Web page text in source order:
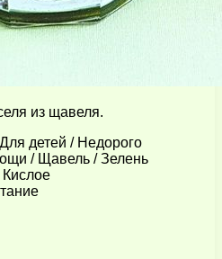
из щавеля.
детей / Недорого
/ Щавель / Зелень